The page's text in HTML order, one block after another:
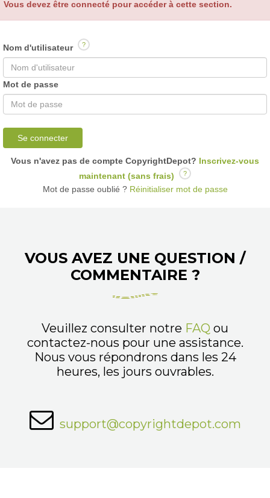
Vous devez être connecté pour accéder à cette section.
Nom d'utilisateur ?
Mot de passe
Se connecter
Vous n'avez pas de compte CopyrightDepot? Inscrivez-vous
maintenant (sans frais)
?
Mot de passe oublié ?Réinitialiser mot de passe
VOUS AVEZ UNE QUESTION /
COMMENTAIRE ?
Veuillez consulter notre FAQ ou
contactez-nous pour une assistance.
Nous vous répondrons dans les 24
heures, les jours ouvrables.
support@copyrightdepot.com